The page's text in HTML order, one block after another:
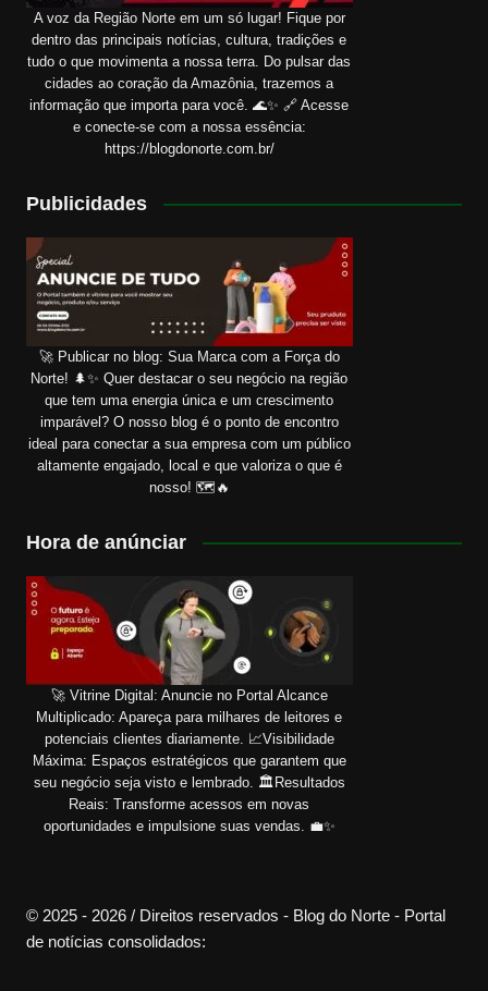
A voz da Região Norte em um só lugar! Fique por
dentro das principais notícias, cultura, tradições e
tudo o que movimenta a nossa terra. Do pulsar das
cidades ao coração da Amazônia, trazemos a
informação que importa para você. 🌊✨ 🔗 Acesse
e conecte-se com a nossa essência:
https://blogdonorte.com.br/
Publicidades
🚀 Publicar no blog: Sua Marca com a Força do
Norte! 🌲✨ Quer destacar o seu negócio na região
que tem uma energia única e um crescimento
imparável? O nosso blog é o ponto de encontro
ideal para conectar a sua empresa com um público
altamente engajado, local e que valoriza o que é
nosso! 🗺️🔥
Hora de anúnciar
🚀 Vitrine Digital: Anuncie no Portal Alcance
Multiplicado: Apareça para milhares de leitores e
potenciais clientes diariamente. 📈Visibilidade
Máxima: Espaços estratégicos que garantem que
seu negócio seja visto e lembrado. 🏛️Resultados
Reais: Transforme acessos em novas
oportunidades e impulsione suas vendas. 💼✨
© 2025 - 2026 / Direitos reservados - Blog do Norte - Portal
de notícias consolidados: